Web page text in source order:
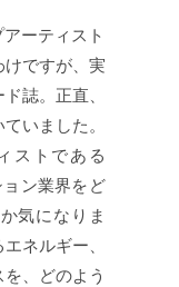
ーティスト
けですが、実
誌。正直、
いました。
ストである
ン業界をど
気になりま
ネルギー、
、どのよう